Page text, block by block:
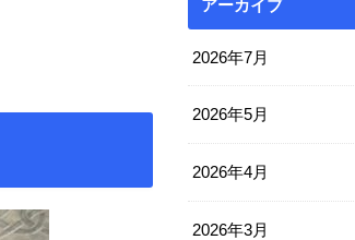
アーカイブ
2026年7月
2026年5月
2026年4月
2026年3月